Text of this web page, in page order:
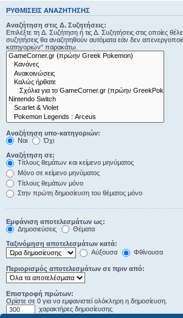
ΡΥΘΜΊΣΕΙΣ ΑΝΑΖΉΤΗΣΗΣ
Αναζήτηση στις Δ. Συζητήσεις:
Επιλέξτε τη Δ. Συζήτηση ή τις Δ. Συζητήσεις στις οποίες
συζητήσεις θα αναζητηθούν αυτόματα εάν δεν
κατηγοριών“ παρακάτω.
Αναζήτηση υπο-κατηγοριών:
Ναι
Όχι
Αναζήτηση σε:
Τίτλους θεμάτων και κείμενο μηνύματος
Μόνο σε κείμενο μηνύματος
Τίτλους θεμάτων μόνο
Στην πρώτη δημοσίευση του θέματος μόνο
Εμφάνιση αποτελεσμάτων ως:
Δημοσιεύσεις
Θέματα
Ταξινόμηση αποτελεσμάτων κατά:
Αύξουσα
Φθίνουσα
Περιορισμός αποτελεσμάτων σε πριν από:
Επιστροφή πρώτων:
Ορίστε σε 0 για να εμφανιστεί ολόκληρη η δημοσίευση.
χαρακτήρες δημοσίευσης